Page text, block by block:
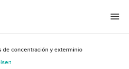
de concentración y exterminio